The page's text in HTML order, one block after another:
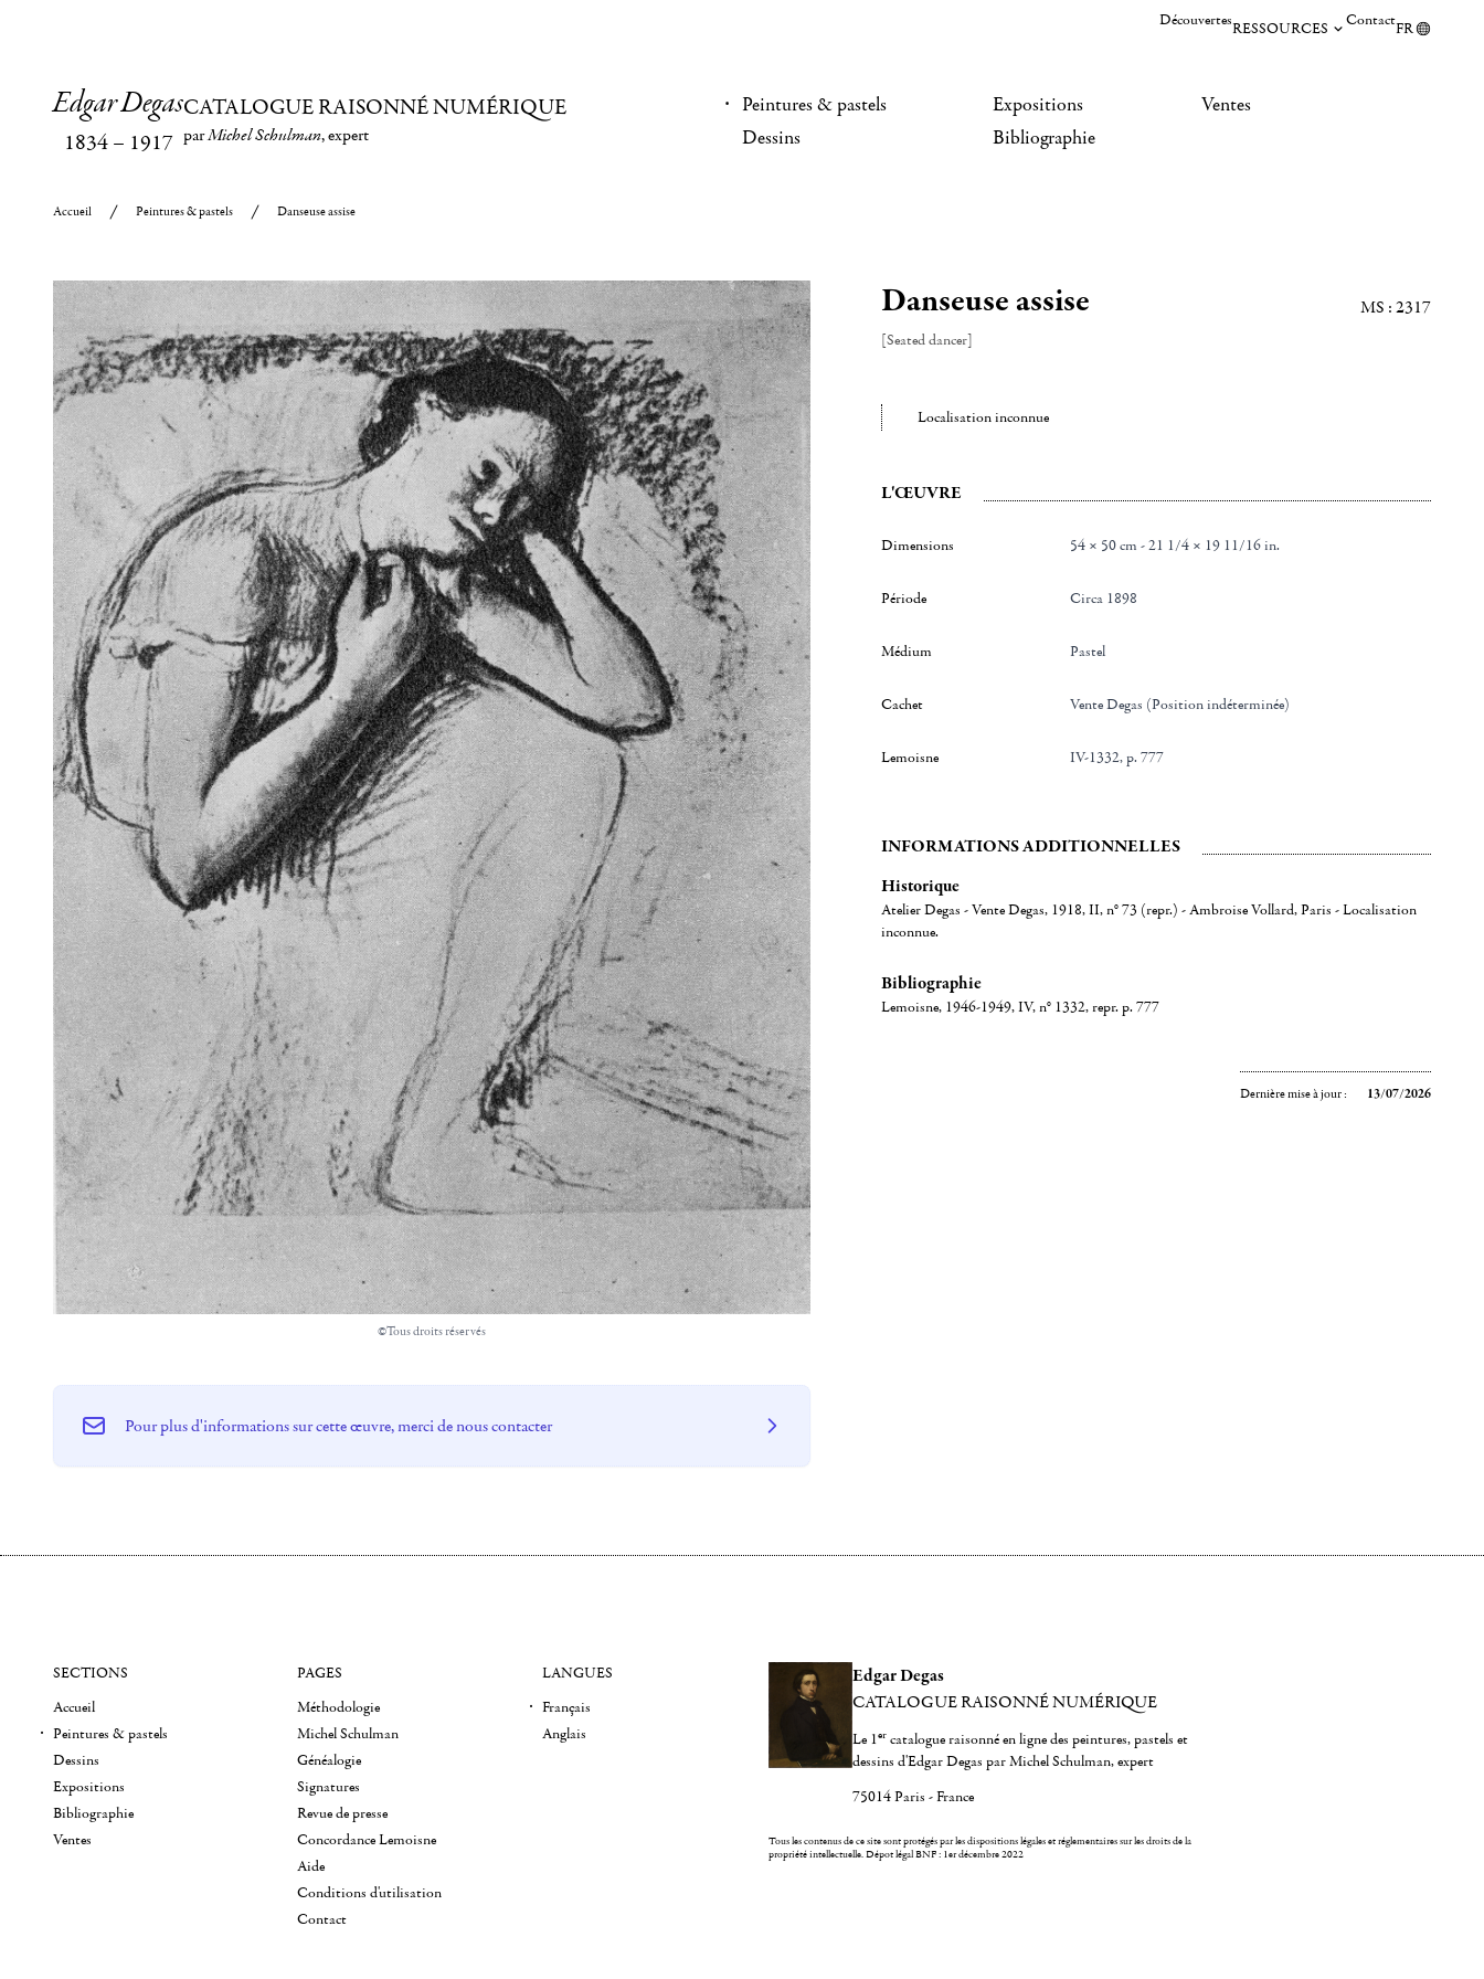
DécouvertesRESSOURCES ContactFR
Edgar Degas
1834– 1917
CATALOGUE RAISONNÉ NUMÉRIQUE
parMichel Schulman, expert
Peintures & pastels
Dessins
Expositions
Bibliographie
Ventes
Accueil Peintures & pastels Danseuse assise
©Tous droits réservés
Danseuse assise
[Seated dancer]
MS : 2317
Localisation inconnue
L'ŒUVRE
Dimensions 54 × 50 cm - 21 1/4 × 19 11/16 in.
Période Circa 1898
Médium Pastel
Cachet Vente Degas (Position indéterminée)
Lemoisne IV-1332, p. 777
INFORMATIONS ADDITIONNELLES
Historique
Atelier Degas - Vente Degas, 1918, II, n° 73 (repr.) - Ambroise Vollard, Paris - Localisation
inconnue.
Bibliographie
Lemoisne, 1946-1949, IV, n° 1332, repr. p. 777
Dernière mise à jour : 13/07/2026
Pour plus d'informations sur cette œuvre, merci de nous contacter
Edgar Degas
CATALOGUE RAISONNÉ NUMÉRIQUE
Le 1er catalogue raisonné en ligne des peintures, pastels et
dessins d'Edgar Degas par Michel Schulman, expert
75014 Paris - France
Tous les contenus de ce site sont protégés par les dispositions légales et réglementaires sur les droits de la
propriété intellectuelle.Dépot légal BNF : 1er décembre 2022
SECTIONS
Accueil
Peintures & pastels
Dessins
Expositions
Bibliographie
Ventes
PAGES
Méthodologie
Michel Schulman
Généalogie
Signatures
Revue de presse
Concordance Lemoisne
Aide
Conditions d'utilisation
Contact
LANGUES
Français
Anglais